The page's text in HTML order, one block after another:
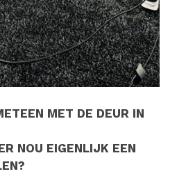
MET DE DEUR IN
NOU EIGENLIJK EEN